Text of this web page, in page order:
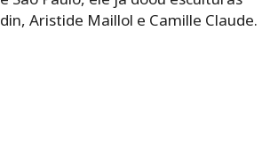
Aristide Maillol e Camille Claude.